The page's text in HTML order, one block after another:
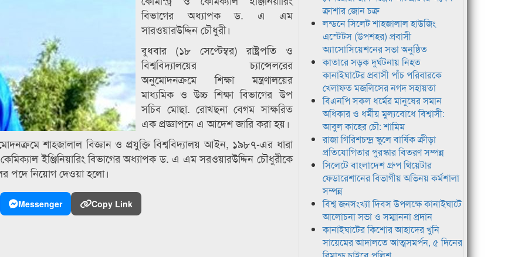
বিভাগের অধ্যাপক ড. এ এম
সারওয়ারউদ্দিন চৌধুরী।
বুধবার (১৮ সেপ্টেম্বর) রাষ্ট্রপতি ও
বিশ্ববিদ্যালয়ের চ্যান্সেলরের
অনুমোদনক্রমে শিক্ষা মন্ত্রণালয়ের
মাধ্যমিক ও উচ্চ শিক্ষা বিভাগের উপ
সচিব মোছা. রোখছনা বেগম সাক্ষরিত
এক প্রজ্ঞাপনে এ আদেশ জারি করা হয়।
শাহজালাল বিজ্ঞান ও প্রযুক্তি বিশ্ববিদ্যালয় আইন, ১৯৮৭-এর ধারা
কেমিক্যাল ইঞ্জিনিয়ারিং বিভাগের অধ্যাপক ড. এ এম সরওয়ারউদ্দিন চৌধুরীকে
পদে নিয়োগ দেওয়া হলো।
Messenger Copy Link
ক্রাশার জোন চক্র
লন্ডনে সিলেট শাহজালাল হাউজিং
এস্টেটস (উপশহর) প্রবাসী
অ্যাসোসিয়েশনের সভা অনুষ্ঠিত
কাতারে সড়ক দুর্ঘটনায় নিহত
কানাইঘাটের প্রবাসী পাঁচ পরিবারকে
খেলাফত মজলিসের নগদ সহায়তা
বিএনপি সকল ধর্মের মানুষের সমান
অধিকার ও ধর্মীয় মুল্যবোধে বিশ্বাসী:
আবুল কাহের চৌ: শামিম
রাজা গিরিশচন্দ্র স্কুলে বার্ষিক ক্রীড়া
প্রতিযোগিতার পুরস্কার বিতরণ সম্পন্ন
সিলেটে বাংলাদেশ গ্রুপ থিয়েটার
ফেডারেশানের বিভাগীয় অভিনয় কর্মশালা
সম্পন্ন
বিশ্ব জনসংখ্যা দিবস উপলক্ষে কানাইঘাটে
আলোচনা সভা ও সম্মাননা প্রদান
কানাইঘাটের কিশোর আহাদের খুনি
সায়েমের আদালতে আত্মসমর্পন, ৫ দিনের